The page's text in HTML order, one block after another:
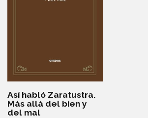
Así habló Zaratustra.
Más allá del bien y
del mal